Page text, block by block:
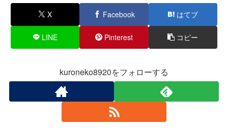
X Facebook はてブ
LINE Pinterest コピー
kuroneko8920をフォローする